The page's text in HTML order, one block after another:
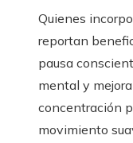
Quienes
reportan
pausa
mental y
concentración
movimiento